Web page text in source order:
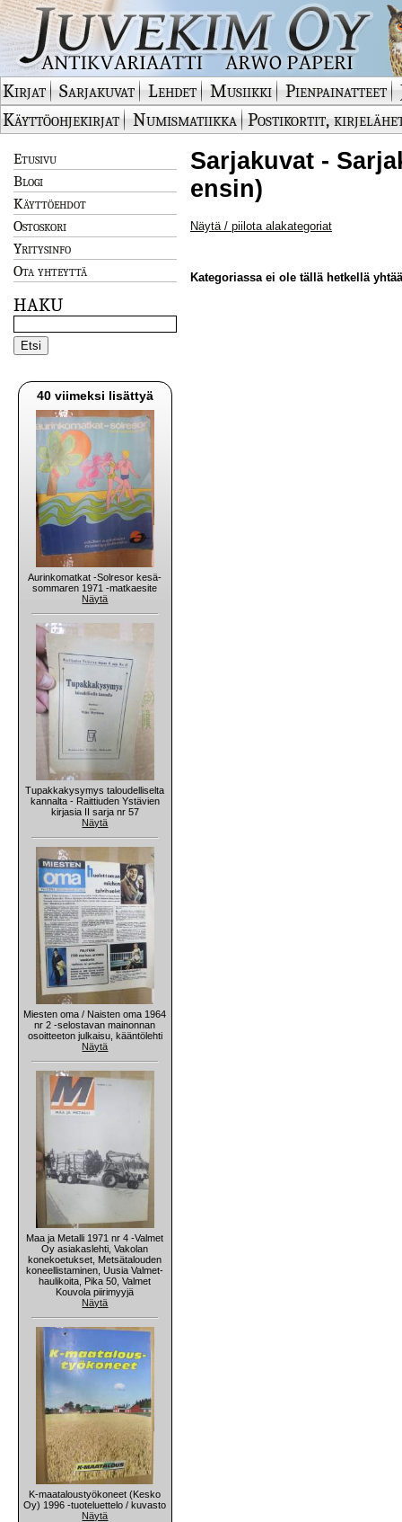
Kirjat Sarjakuvat Lehdet Musiikki Pienpainatteet
Käyttöohjekirjat
Numismatiikka Postikortit,
Etusivu
Blogi
Käyttöehdot
Ostoskori
Yritysinfo
Ota yhteyttä
HAKU
40 viimeksi lisättyä
Aurinkomatkat -Solresor kesä-
sommaren 1971 -matkaesite
Näytä
Tupakkakysymys taloudelliselta
kannalta - Raittiuden Ystävien
kirjasia II sarja nr 57
Näytä
Miesten oma / Naisten oma 1964
nr 2 -selostavan mainonnan
osoitteeton julkaisu, kääntölehti
Näytä
Maa ja Metalli 1971 nr 4 -Valmet
Oy asiakaslehti, Vakolan
konekoetukset, Metsätalouden
koneellistaminen, Uusia Valmet-
haulikoita, Pika 50, Valmet
Kouvola piirimyyjä
Näytä
K-maataloustyökoneet (Kesko
Oy) 1996 -tuoteluettelo / kuvasto
Näytä
Sarjakuvat -
ensin)
Näytä / piilota alakategoriat
Kategoriassa ei ole tällä hetkellä